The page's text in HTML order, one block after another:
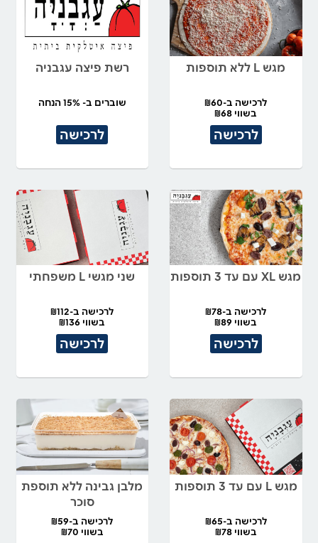
מגש L ללא תוספות
לרכישה ב-₪60
בשווי ₪68
לרכישה
רשת פיצה עגבניה
שוברים ב- 15% הנחה
לרכישה
מגש XL עם עד 3 תוספות
לרכישה ב-₪78
בשווי ₪89
לרכישה
שני מגשי L משפחתי
לרכישה ב-₪112
בשווי ₪136
לרכישה
מגש L עם עד 3 תוספות
לרכישה ב-₪65
בשווי ₪78
מלבן גבינה ללא תוספת
סוכר
לרכישה ב-₪59
בשווי ₪70